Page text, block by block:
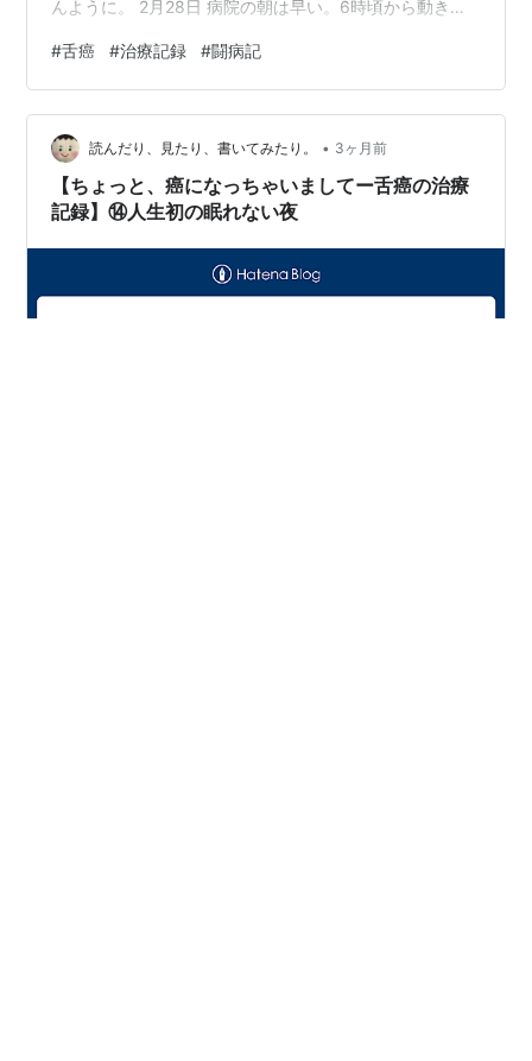
んように。 2月28日 病院の朝は早い。6時頃から動き始
まだ水分を取れないので、鼻のチューブから水分を入れ
てもらう。 やっぱりウッとなってしまって、少し逆流さ
せてしまう。 そのあと吐き気どめの薬も鼻から入れても
らって、次は朝食を、もちろんこれも鼻から。点滴みた
いなパックを、ぽとぽとと、1時間くらいかけて胃に入れ
ていく。 「食事中は…
#舌癌 #治療記録 #闘病記
読んだり、見たり、書いてみたり。 • 3ヶ月前
【ちょっと、癌になっちゃいましてー舌癌の治療
記録】⑭人生初の眠れない夜